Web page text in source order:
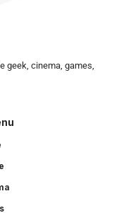
geek, cinema, games,